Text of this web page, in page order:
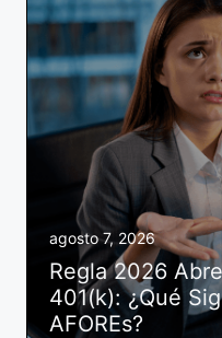
agosto 7, 2026
Regla 2026
401(k): ¿Qué
AFOREs?